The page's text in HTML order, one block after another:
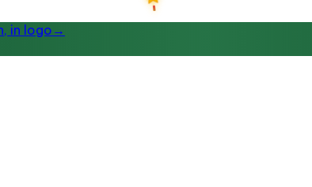
in logo →